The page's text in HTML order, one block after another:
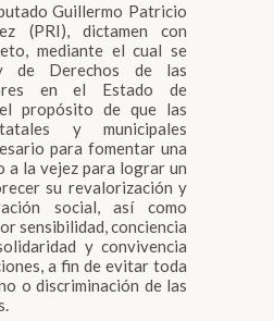
Guillermo Patricio
(PRI), dictamen con
mediante el cual se
de Derechos de las
en el Estado de
propósito de que las
y municipales
para fomentar una
a la vejez para lograr un
su revalorización y
social, así como
sensibilidad, conciencia
y convivencia
a fin de evitar toda
o discriminación de las